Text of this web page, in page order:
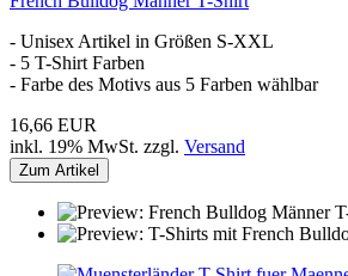
- Unisex Artikel in Größen S-XXL
- 5 T-Shirt Farben
- Farbe des Motivs aus 5 Farben wählbar
16,66 EUR
inkl. 19% MwSt. zzgl. Versand
Zum Artikel